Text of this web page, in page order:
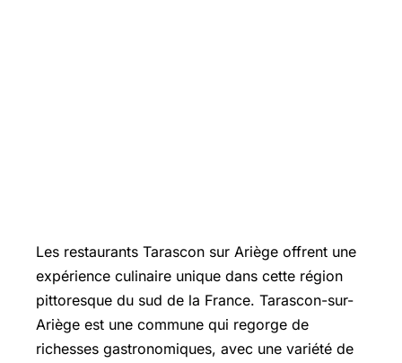
Les restaurants Tarascon sur Ariège offrent une
expérience culinaire unique dans cette région
pittoresque du sud de la France. Tarascon-sur-
Ariège est une commune qui regorge de
richesses gastronomiques, avec une variété de